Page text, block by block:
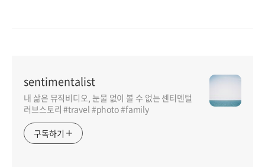
sentimentalist
내 삶은 뮤직비디오, 눈물 없이 볼 수 없는 센티멘털
러브스토리 #travel #photo #family
구독하기